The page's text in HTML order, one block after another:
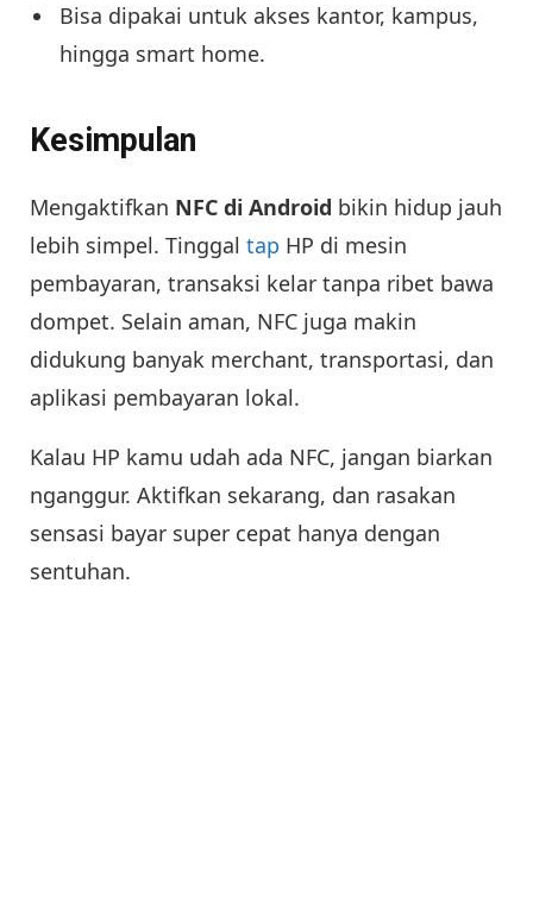
Bisa dipakai untuk akses kantor, kampus,
hingga smart home.
Kesimpulan
Mengaktifkan NFC di Android bikin hidup jauh
lebih simpel. Tinggal tap HP di mesin
pembayaran, transaksi kelar tanpa ribet bawa
dompet. Selain aman, NFC juga makin
didukung banyak merchant, transportasi, dan
aplikasi pembayaran lokal.
Kalau HP kamu udah ada NFC, jangan biarkan
nganggur. Aktifkan sekarang, dan rasakan
sensasi bayar super cepat hanya dengan
sentuhan.